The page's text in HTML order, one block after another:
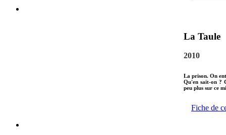
La Taule
2010
La prison. On
Qu'en sait-on ?
peu plus sur ce
Fiche de